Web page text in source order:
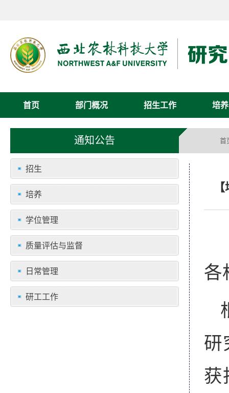
首页 部门概况 招生工作 培
通知公告 首
招生
培养
学位管理
质量评估与监督
日常管理
研工工作
各
研
获